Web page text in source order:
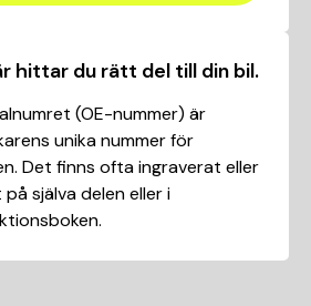
hittar du rätt del till din bil.
(OE-nummer) är
unika nummer för
Det finns ofta ingraverat eller
själva delen eller i